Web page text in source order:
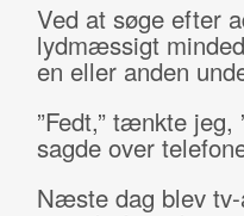
Ved at søge efter
lydmæssigt
en eller anden
”Fedt,” tænkte
sagde over
Næste dag blev